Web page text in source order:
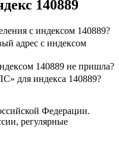
140889
с индексом 140889?
адрес с индексом
140889 не пришла?
для индекса 140889?
Федерации.
регулярные